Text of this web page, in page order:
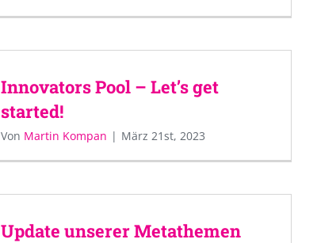
Innovators Pool – Let’s get
started!
Von Martin Kompan | März 21st, 2023
Update unserer Metathemen